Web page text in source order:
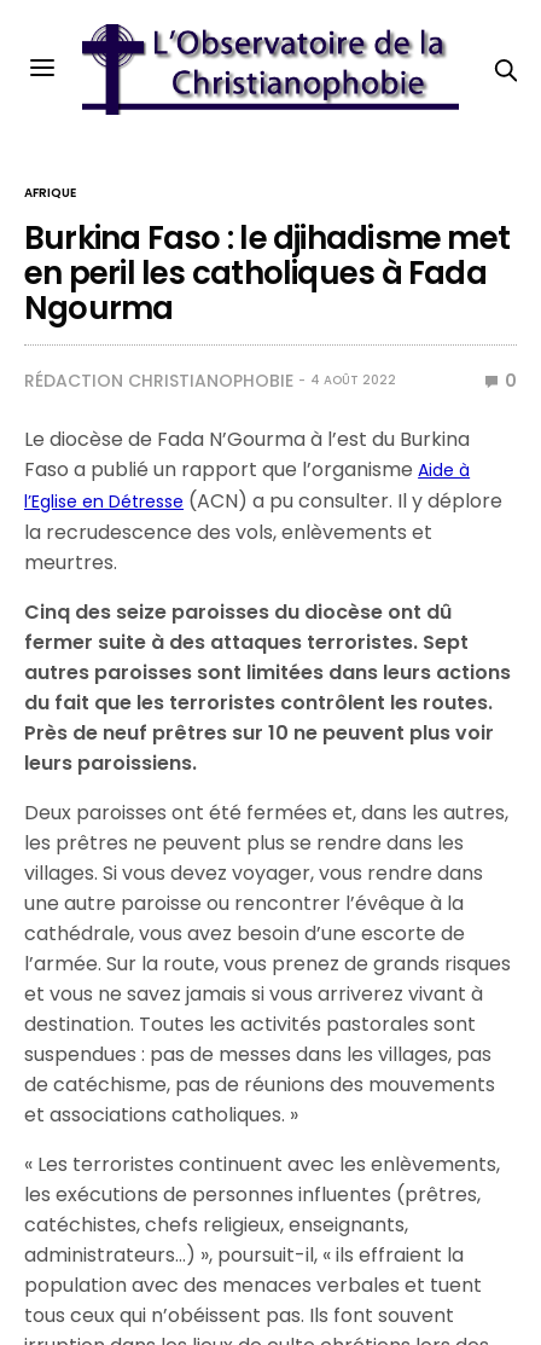
AFRIQUE
Burkina Faso : le djihadisme met
en peril les catholiques à Fada
Ngourma
RÉDACTION CHRISTIANOPHOBIE 4 AOÛT 2022 0
Le diocèse de Fada N’Gourma à l’est du Burkina
Faso a publié un rapport que l’organismeAide à
l’Eglise en Détresse (ACN) a pu consulter. Il y déplore
la recrudescence des vols, enlèvements et
meurtres.
Cinq des seize paroisses du diocèse ont dû
fermer suite à des attaques terroristes. Sept
autres paroisses sont limitées dans leurs actions
du fait que les terroristes contrôlent les routes.
Près de neuf prêtres sur 10 ne peuvent plus voir
leurs paroissiens.
Deux paroisses ont été fermées et, dans les autres,
les prêtres ne peuvent plus se rendre dans les
villages. Si vous devez voyager, vous rendre dans
une autre paroisse ou rencontrer l’évêque à la
cathédrale, vous avez besoin d’une escorte de
l’armée. Sur la route, vous prenez de grands risques
et vous ne savez jamais si vous arriverez vivant à
destination. Toutes les activités pastorales sont
suspendues : pas de messes dans les villages, pas
de catéchisme, pas de réunions des mouvements
et associations catholiques. »
« Les terroristes continuent avec les enlèvements,
les exécutions de personnes influentes (prêtres,
catéchistes, chefs religieux, enseignants,
administrateurs…) », poursuit-il, « ils effraient la
population avec des menaces verbales et tuent
tous ceux qui n’obéissent pas. Ils font souvent